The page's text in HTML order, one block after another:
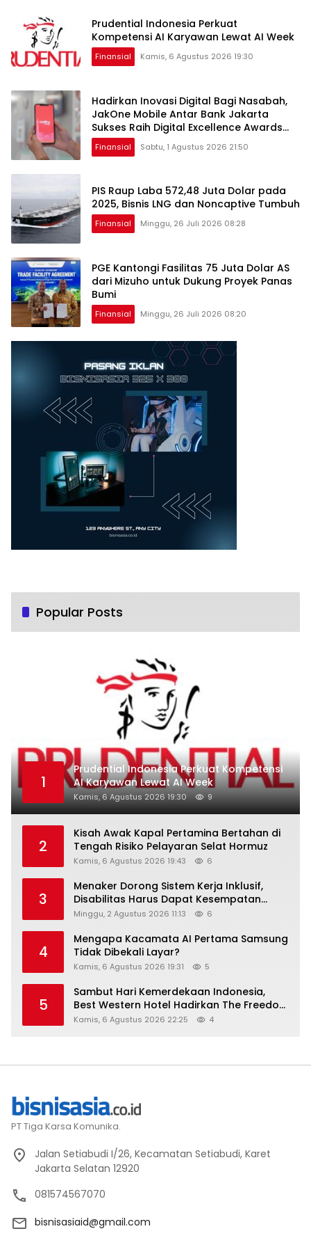
Prudential Indonesia Perkuat
Kompetensi AI Karyawan Lewat AI Week
Finansial Kamis, 6 Agustus 2026 19:30
Hadirkan Inovasi Digital Bagi Nasabah,
JakOne Mobile Antar Bank Jakarta
Sukses Raih Digital Excellence Awards
2026
Finansial Sabtu, 1 Agustus 2026 21:50
PIS Raup Laba 572,48 Juta Dolar pada
2025, Bisnis LNG dan Noncaptive Tumbuh
Finansial Minggu, 26 Juli 2026 08:28
PGE Kantongi Fasilitas 75 Juta Dolar AS
dari Mizuho untuk Dukung Proyek Panas
Bumi
Finansial Minggu, 26 Juli 2026 08:20
Popular Posts
1
Prudential Indonesia Perkuat Kompetensi
AI Karyawan Lewat AI Week
Kamis, 6 Agustus 2026 19:30 9
2
Kisah Awak Kapal Pertamina Bertahan di
Tengah Risiko Pelayaran Selat Hormuz
Kamis, 6 Agustus 2026 19:43 6
3
Menaker Dorong Sistem Kerja Inklusif,
Disabilitas Harus Dapat Kesempatan
Setara
Minggu, 2 Agustus 2026 11:13 6
4
Mengapa Kacamata AI Pertama Samsung
Tidak Dibekali Layar?
Kamis, 6 Agustus 2026 19:31 5
5
Sambut Hari Kemerdekaan Indonesia,
Best Western Hotel Hadirkan The Freedom
Stay Diskon Hingga 45%
Kamis, 6 Agustus 2026 22:25 4
PT Tiga Karsa Komunika.
Jalan Setiabudi I/26, Kecamatan Setiabudi, Karet
Jakarta Selatan 12920
081574567070
bisnisasiaid@gmail.com